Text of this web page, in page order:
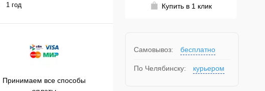
1 год
Принимаем все способы
Принимаем заказы на сайте
Купить в 1 клик
Самовывоз: бесплатно
По Челябинску: курьером